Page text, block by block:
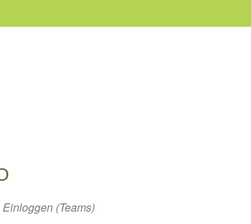
Einloggen (Teams)